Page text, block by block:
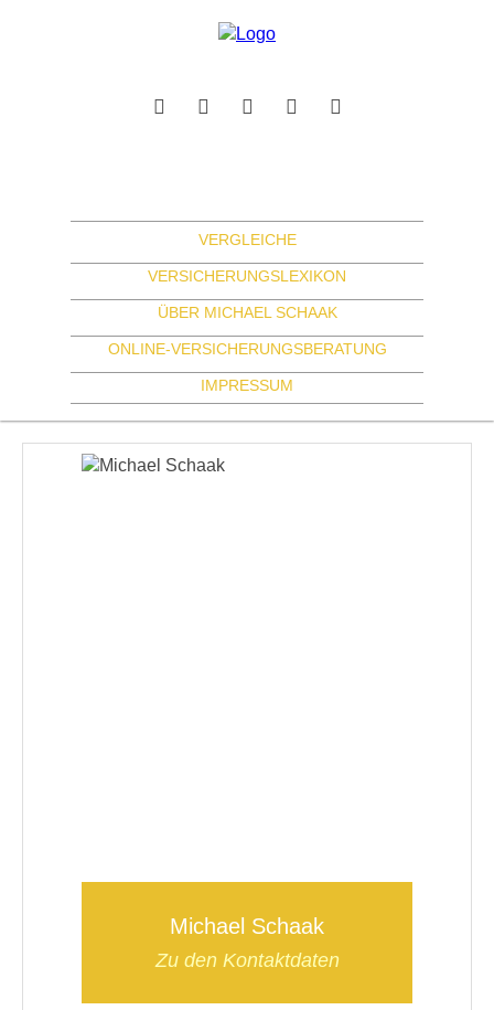
VERGLEICHE
VERSICHERUNGSLEXIKON
ÜBER MICHAEL SCHAAK
ONLINE-VERSICHERUNGSBERATUNG
IMPRESSUM
Michael Schaak
Zu den Kontaktdaten